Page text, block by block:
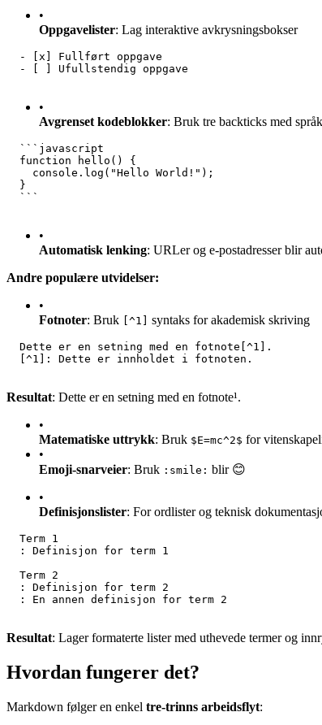
•
Oppgavelister: Lag interaktive avkrysningsbokser
  - [x] Fullført oppgave
  - [ ] Ufullstendig oppgave
•
Avgrenset kodeblokker: Bruk tre backticks med
  ```javascript
  function hello() {
    console.log("Hello World!");
  }
  ```
•
Automatisk lenking: URLer og e-postadresser blir
Andre populære utvidelser:
•
Fotnoter: Bruk [^1] syntaks for akademisk skriving
  Dette er en setning med en fotnote[^1].
  [^1]: Dette er innholdet i fotnoten.
Resultat: Dette er en setning med en fotnote¹.
•
Matematiske uttrykk: Bruk $E=mc^2$ for
•
Emoji-snarveier: Bruk :smile: blir 😊
•
Definisjonslister: For ordlister og teknisk
  Term 1
  : Definisjon for term 1
  Term 2
  : Definisjon for term 2
  : En annen definisjon for term 2
Resultat: Lager formaterte lister med uthevede termer og
Hvordan fungerer det?
Markdown følger en enkel tre-trinns arbeidsflyt: